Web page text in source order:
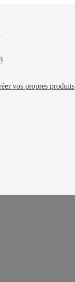
vos propres produits